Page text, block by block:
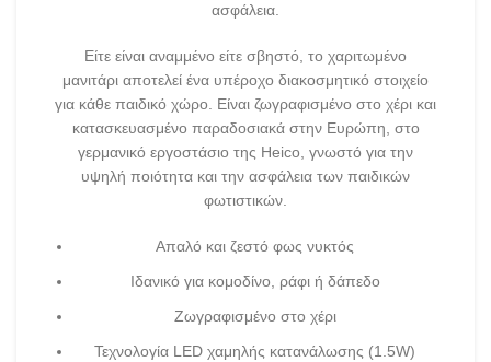
ασφάλεια.
Είτε είναι αναμμένο είτε σβηστό, το χαριτωμένο
μανιτάρι αποτελεί ένα υπέροχο διακοσμητικό στοιχείο
για κάθε παιδικό χώρο. Είναι ζωγραφισμένο στο χέρι και
κατασκευασμένο παραδοσιακά στην Ευρώπη, στο
γερμανικό εργοστάσιο της Heico, γνωστό για την
υψηλή ποιότητα και την ασφάλεια των παιδικών
φωτιστικών.
Απαλό και ζεστό φως νυκτός
Ιδανικό για κομοδίνο, ράφι ή δάπεδο
Ζωγραφισμένο στο χέρι
Τεχνολογία LED χαμηλής κατανάλωσης (1.5W)